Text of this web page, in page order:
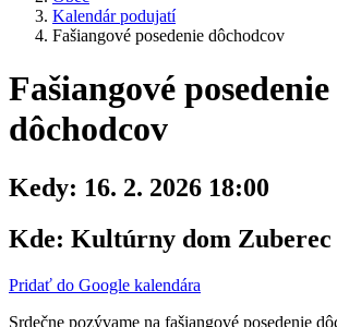
Kalendár podujatí
Fašiangové posedenie dôchodcov
Fašiangové posedenie
dôchodcov
Kedy: 16. 2. 2026 18:00
Kde: Kultúrny dom Zuberec
Pridať do Google kalendára
Srdečne pozývame na fašiangové posedenie